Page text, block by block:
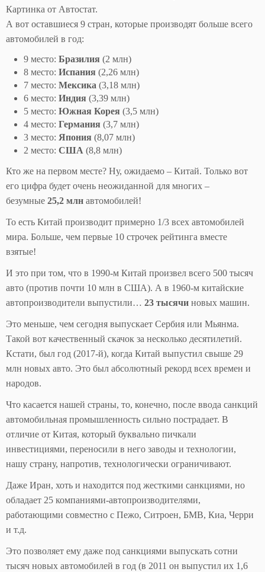
Картинка от Автостат.
А вот оставшиеся 9 стран, которые производят больше всего
автомобилей в год:
9 место: Бразилия (2 млн)
8 место: Испания (2,26 млн)
7 место: Мексика (3,18 млн)
6 место: Индия (3,39 млн)
5 место: Южная Корея (3,5 млн)
4 место: Германия (3,7 млн)
3 место: Япония (8,07 млн)
2 место: США (8,8 млн)
Кто же на первом месте? Ну, ожидаемо – Китай. Только вот
его цифра будет очень неожиданной для многих –
безумные 25,2 млн автомобилей!
То есть Китай производит примерно 1/3 всех автомобилей
мира. Больше, чем первые 10 строчек рейтинга вместе
взятые!
И это при том, что в 1990-м Китай произвел всего 500 тысяч
авто (против почти 10 млн в США). А в 1960-м китайские
автопроизводители выпустили… 23 тысячи новых машин.
Это меньше, чем сегодня выпускает Сербия или Мьянма.
Такой вот качественный скачок за несколько десятилетий.
Кстати, был год (2017-й), когда Китай выпустил свыше 29
млн новых авто. Это был абсолютный рекорд всех времен и
народов.
Что касается нашей страны, то, конечно, после ввода санкций
автомобильная промышленность сильно пострадает. В
отличие от Китая, который буквально пичкали
инвестициями, переносили в него заводы и технологии,
нашу страну, напротив, технологически ограничивают.
Даже Иран, хоть и находится под жесткими санкциями, но
обладает 25 компаниями-автопроизводителями,
работающими совместно с Пежо, Ситроен, БМВ, Киа, Черри
и т.д.
Это позволяет ему даже под санкциями выпускать сотни
тысяч новых автомобилей в год (в 2011 он выпустил их 1,6